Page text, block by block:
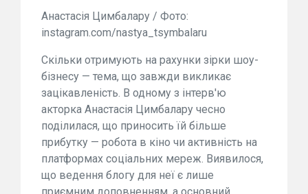
Анастасія Цимбалару / Фото:
instagram.com/nastya_tsymbalaru
Скільки отримують на рахунки зірки шоу-
бізнесу — тема, що завжди викликає
зацікавленість. В одному з інтерв'ю
акторка Анастасія Цимбалару чесно
поділилася, що приносить їй більше
прибутку — робота в кіно чи активність на
платформах соціальних мереж. Виявилося,
що ведення блогу для неї є лише